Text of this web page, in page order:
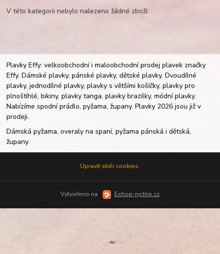
V této kategorii nebylo nalezeno žádné zboží.
Plavky Effy: velkoobchodní i maloobchodní prodej plavek značky
Effy. Dámské plavky, pánské plavky, dětské plavky. Dvoudílné
plavky, jednodílné plavky, plavky s většími košíčky, plavky pro
plnoštíhlé, bikiny, plavky tanga, plavky brazilky, módní plavky.
Nabízíme spodní prádlo, pyžama, župany. Plavky 2026 jsou již v
prodeji.
Dámská pyžama, overaly na spaní, pyžama pánská i dětská,
župany.
Upravit sběr cookies.
Vytvořeno na Eshop-rychle.cz